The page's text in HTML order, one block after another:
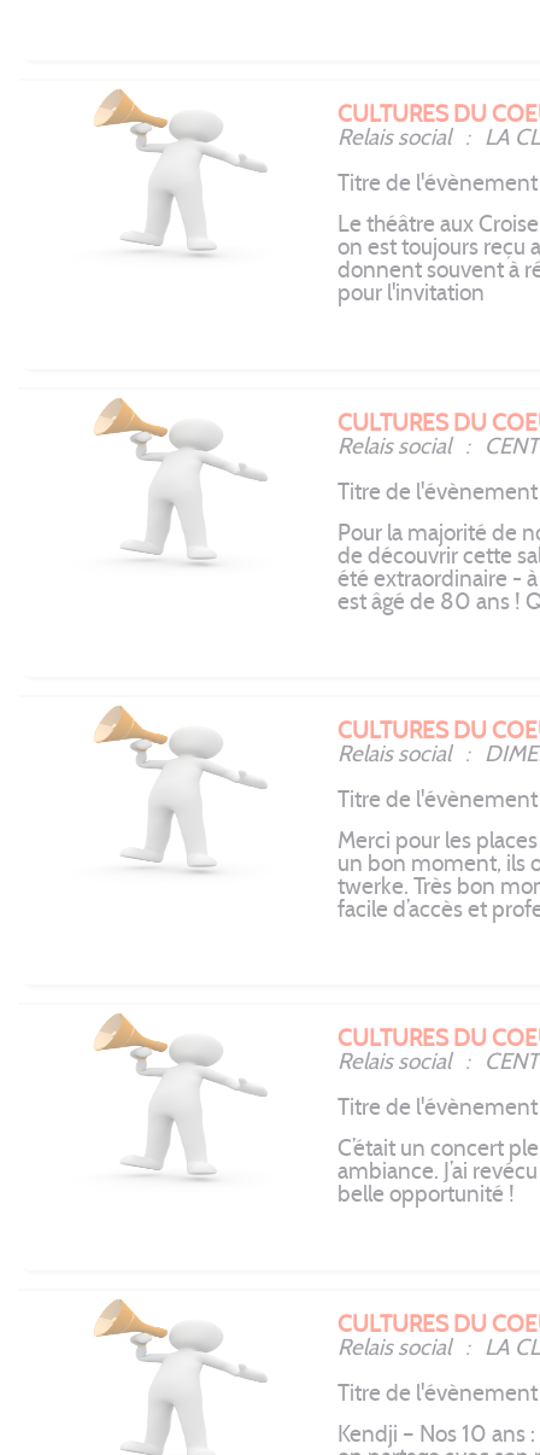
CULTURES DU
Relais social : LA
Titre de
Le théâtre aux
on est toujours reçu
donnent souvent à
pour l'invitation
CULTURES DU
Relais social :
Titre de
Pour la majorité de
de découvrir cette
été extraordinaire -
est âgé de 80 ans !
CULTURES DU
Relais social :
Titre de
Merci pour les
un bon moment, ils
twerke. Très bon
facile d’accès et
CULTURES DU
Relais social :
Titre de
C’était un concert
ambiance. J’ai
belle opportunité !
CULTURES DU
Relais social : LA
Titre de
Kendji – Nos 10 ans